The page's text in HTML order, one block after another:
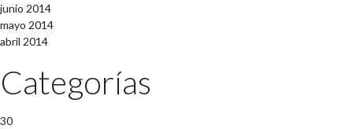
junio 2014
mayo 2014
abril 2014
Categorías
30